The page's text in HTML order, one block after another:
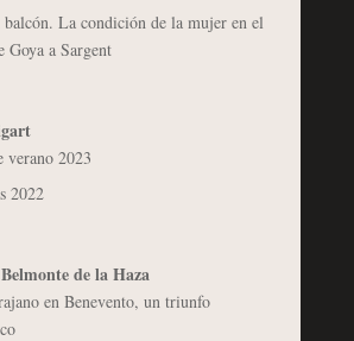
balcón. La condición de la mujer en el
a Sargent
verano 2023
2022
de la Haza
en Benevento, un triunfo